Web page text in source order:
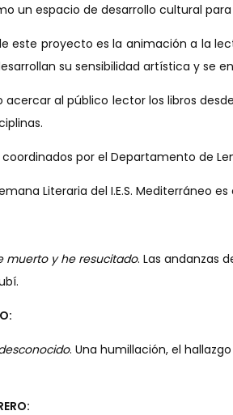
un espacio de desarrollo cultural para
este proyecto es la animación a la
su sensibilidad artística y se
acercar al público lector los libros
por el Departamento de
Literaria del I.E.S. Mediterráneo
muerto y he resucitado. Las andanzas
. Una humillación, el